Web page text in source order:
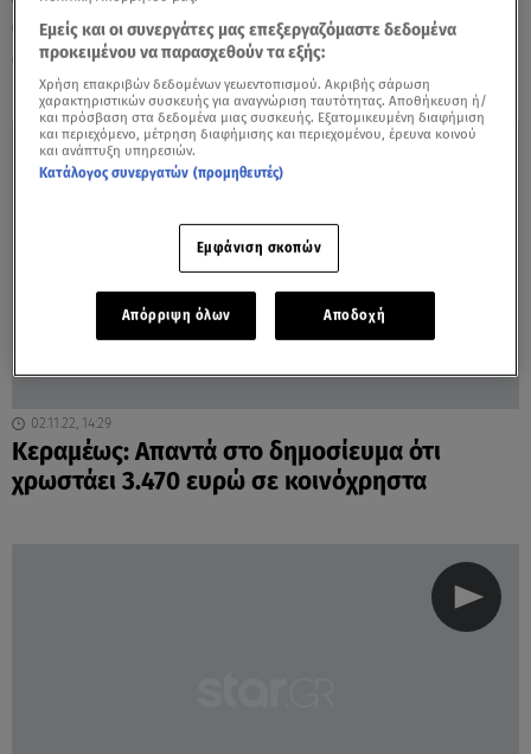
Οφειλές σε κοινόχρηστα: Πότε
διαγράφονται τα χρέη
02.11.22, 14:29
Κεραμέως: Απαντά στο δημοσίευμα ότι
χρωστάει 3.470 ευρώ σε κοινόχρηστα
Εμείς και οι συνεργάτες μας επεξεργαζόμαστε δεδομένα
προκειμένου να παρασχεθούν τα εξής:
Χρήση επακριβών δεδομένων γεωεντοπισμού. Ακριβής σάρωση
χαρακτηριστικών συσκευής για αναγνώριση ταυτότητας. Αποθήκευση ή/
και πρόσβαση στα δεδομένα μιας συσκευής. Εξατομικευμένη διαφήμιση
και περιεχόμενο, μέτρηση διαφήμισης και περιεχομένου, έρευνα κοινού
και ανάπτυξη υπηρεσιών.
Κατάλογος συνεργατών (προμηθευτές)
Εμφάνιση σκοπών
Απόρριψη όλων Αποδοχή